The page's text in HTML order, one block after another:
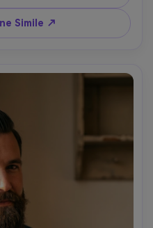
trendy --ar 4:5
Simile ↗